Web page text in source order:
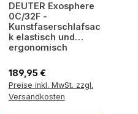
DEUTER Exosphere
0C/32F -
Kunstfaserschlafsac
k elastisch und
ergonomisch
Regulärer Preis:
189,95 €
Preise inkl. MwSt. zzgl.
Versandkosten